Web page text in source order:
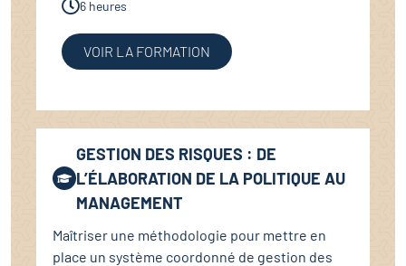
6 heures
VOIR LA FORMATION
GESTION DES RISQUES : DE
L’ÉLABORATION DE LA POLITIQUE AU
MANAGEMENT
Maîtriser une méthodologie pour mettre en
place un système coordonné de gestion des